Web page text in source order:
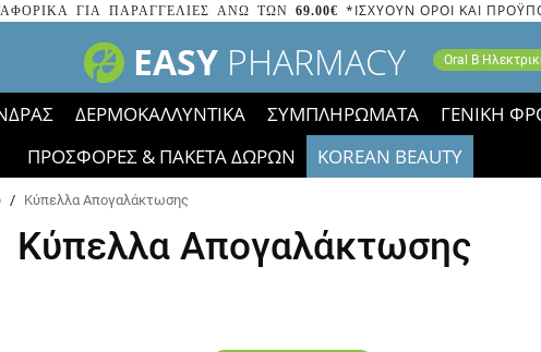
ΓΙΑ ΠΑΡΑΓΓΕΛΙΕΣ ΑΝΩ ΤΩΝ 69.00€ *ΙΣΧΥΟΥΝ ΟΡΟΙ ΚΑΙ
EASY PHARMACY Oral B
ΔΕΡΜΟΚΑΛΛΥΝΤΙΚΑ ΣΥΜΠΛΗΡΩΜΑΤΑ ΓΕΝΙΚΗ
ΠΡΟΣΦΟΡΕΣ & ΠΑΚΕΤΑ ΔΩΡΩΝ
KOREAN BEAUTY
τα εικονίδια των εκπτώσεων έφυγαν, οι χαμηλές μας τιμές
/ Κύπελλα Απογαλάκτωσης
Κύπελλα Απογαλάκτωσης